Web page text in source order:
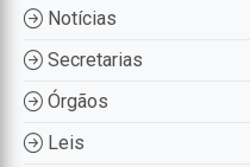
Notícias
Secretarias
Órgãos
Leis